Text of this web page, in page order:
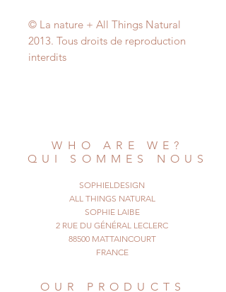
© La nature + All Things Natural
2013. Tous droits de reproduction
interdits
WHO ARE WE?
QUI SOMMES NOUS
SOPHIELDESIGN
ALL THINGS NATURAL
SOPHIE LAIBE
2 RUE DU GÉNÉRAL LECLERC
88500 MATTAINCOURT
FRANCE
OUR PRODUCTS